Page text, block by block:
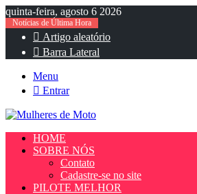
quinta-feira, agosto 6 2026
Notícias de Última Hora
Artigo aleatório
Barra Lateral
Menu
Entrar
HOME
SOBRE NÓS
Contato
Cadastre-se no site
PILOTE MELHOR